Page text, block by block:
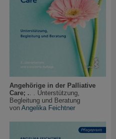
Angehörige in der Palliative
Care; . . . Unterstützung,
Begleitung und Beratung
von Angelika Feichtner